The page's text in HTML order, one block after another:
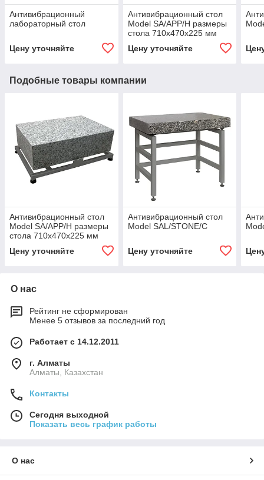
Антивибрационный
лабораторный стол
Цену уточняйте
Антивибрационный стол
Model SA/APP/H размеры
стола 710х470х225 мм
Цену уточняйте
Подобные товары компании
Антивибрационный стол
Model SA/APP/H размеры
стола 710х470х225 мм
Цену уточняйте
Антивибрационный стол
Model SAL/STONE/C
Цену уточняйте
О нас
Рейтинг не сформирован
Менее 5 отзывов за последний год
Работает с 14.12.2011
г. Алматы
Алматы, Казахстан
Контакты
Сегодня выходной
Показать весь график работы
О нас